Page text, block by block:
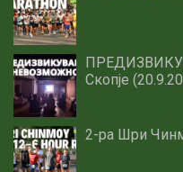
Скопје
2-ра Шри